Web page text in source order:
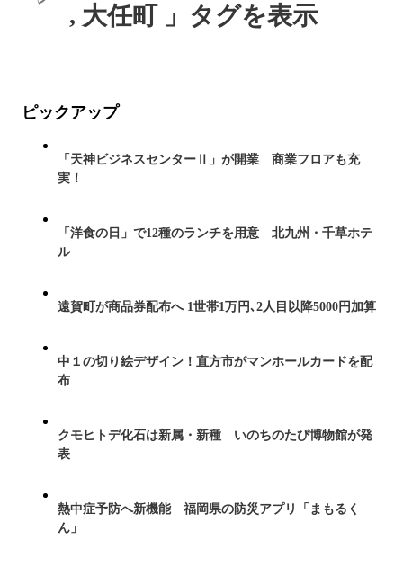
, 大任町 」タグを表示
ピックアップ
「天神ビジネスセンターⅡ」が開業 商業フロアも充
実！
「洋食の日」で12種のランチを用意 北九州・千草ホテ
ル
遠賀町が商品券配布へ 1世帯1万円､2人目以降5000円加算
中１の切り絵デザイン！直方市がマンホールカードを配
布
クモヒトデ化石は新属・新種 いのちのたび博物館が発
表
熱中症予防へ新機能 福岡県の防災アプリ「まもるく
ん」